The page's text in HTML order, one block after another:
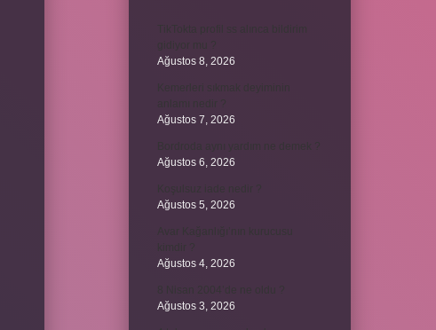
Ağustos 8, 2026
Ağustos 7, 2026
Ağustos 6, 2026
Ağustos 5, 2026
Ağustos 4, 2026
Ağustos 3, 2026